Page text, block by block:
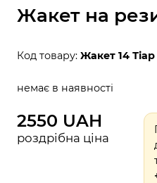
Жакет на
Код товару: Жакет 14
немає в наявності
2550 UAH
роздрібна ціна